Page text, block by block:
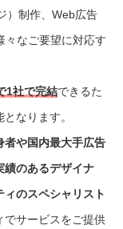
）制作、Web広告
々なご要望に対応す
1社で完結できるた
なります。
者や国内最大手広告
績のあるデザイナ
のスペシャリスト
でサービスをご提供